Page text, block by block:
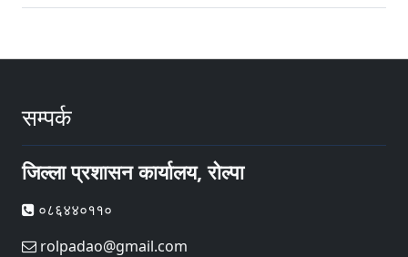
सम्पर्क
जिल्ला प्रशासन कार्यालय, रोल्पा
०८६४४०११०
rolpadao@gmail.com